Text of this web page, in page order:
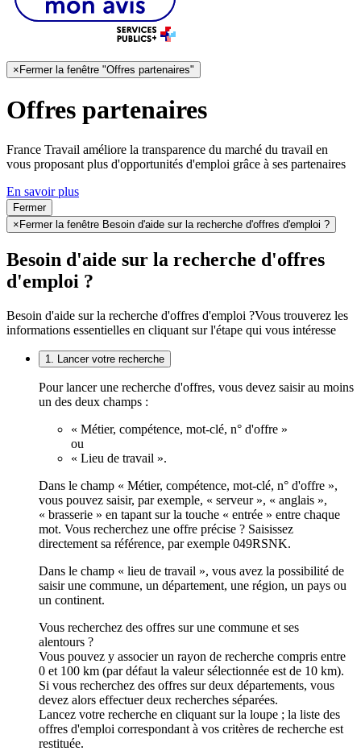
× Fermer la fenêtre "Offres partenaires"
Offres partenaires
France Travail améliore la transparence du marché du travail en
vous proposant plus d'opportunités d'emploi grâce à ses partenaires
En savoir plus
Fermer
× Fermer la fenêtre Besoin d'aide sur la recherche d'offres d'emploi ?
Besoin d'aide sur la recherche d'offres
d'emploi ?
Besoin d'aide sur la recherche d'offres d'emploi ?Vous trouverez les
informations essentielles en cliquant sur l'étape qui vous intéresse
1. Lancer votre recherche
Pour lancer une recherche d'offres, vous devez saisir au moins
un des deux champs :
« Métier, compétence, mot-clé, n° d'offre »
ou
« Lieu de travail ».
Dans le champ « Métier, compétence, mot-clé, n° d'offre »,
vous pouvez saisir, par exemple, « serveur », « anglais »,
« brasserie » en tapant sur la touche « entrée » entre chaque
mot. Vous recherchez une offre précise ? Saisissez
directement sa référence, par exemple 049RSNK.
Dans le champ « lieu de travail », vous avez la possibilité de
saisir une commune, un département, une région, un pays ou
un continent.
Vous recherchez des offres sur une commune et ses
alentours ?
Vous pouvez y associer un rayon de recherche compris entre
0 et 100 km (par défaut la valeur sélectionnée est de 10 km).
Si vous recherchez des offres sur deux départements, vous
devez alors effectuer deux recherches séparées.
Lancez votre recherche en cliquant sur la loupe ; la liste des
offres d'emploi correspondant à vos critères de recherche est
restituée.